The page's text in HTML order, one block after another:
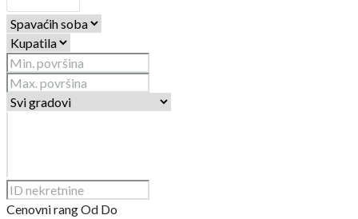
Cenovni rangOd Do